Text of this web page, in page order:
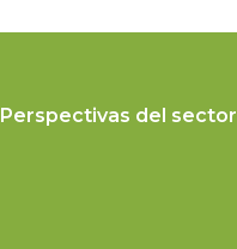
Perspectivas del sector